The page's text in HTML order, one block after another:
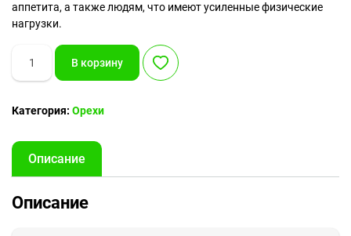
аппетита, а также людям, что имеют усиленные физические
нагрузки.
Количество
товара
Фисташки
В корзину
Категория: Орехи
Описание
Описание